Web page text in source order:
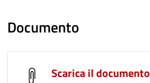
Documento
Scarica il documento